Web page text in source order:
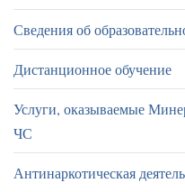
Сведения об
Дистанционное обучение
Услуги, оказываемые
ЧС
Антинаркотическая